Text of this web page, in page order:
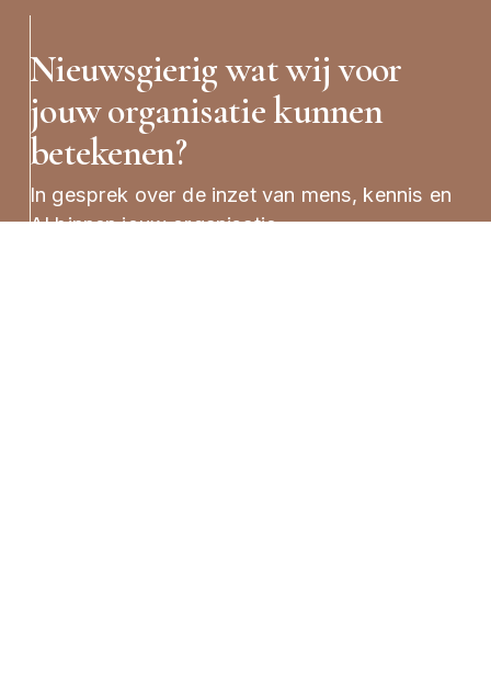
Nieuwsgierig wat wij voor
jouw organisatie kunnen
betekenen?
In gesprek over de inzet van mens, kennis en
AI binnen jouw organisatie.